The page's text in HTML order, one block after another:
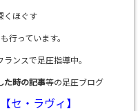
くほぐす
行っています。
ランスで足圧指導中。
た時の記事等の足圧ブログ
セ・ラヴィ】